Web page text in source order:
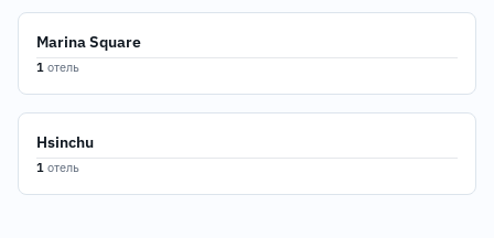
Marina Square
1 отель
Hsinchu
1 отель